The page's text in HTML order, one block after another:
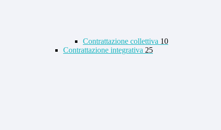
Contrattazione collettiva 10
Contrattazione integrativa 25